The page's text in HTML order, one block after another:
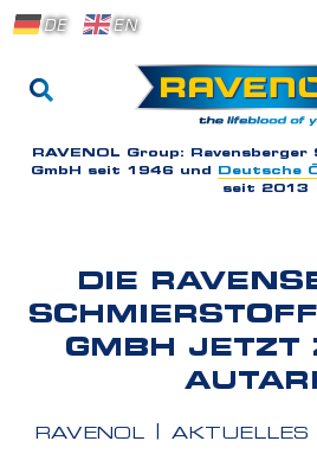
DE EN
RAVENOL Group:
GmbH seit 1946 und
Deutsche
seit 2013
DIE
GMBH JETZT
RAVENOL AKTUELLES